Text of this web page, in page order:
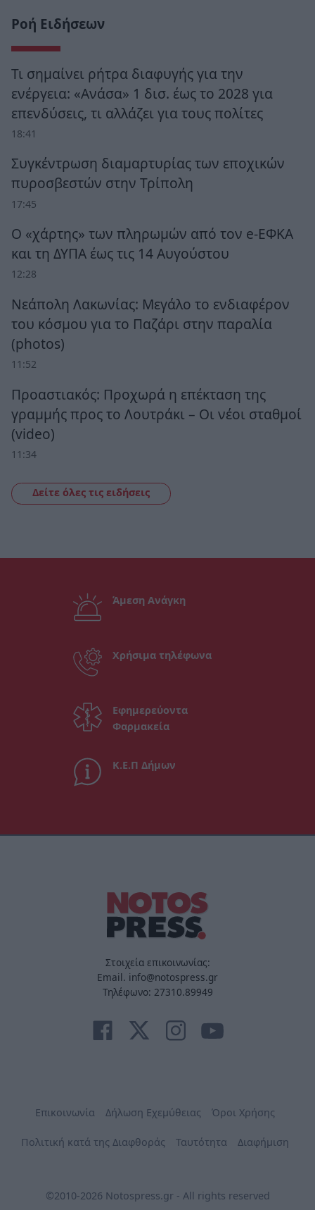
Ροή Ειδήσεων
Τι σημαίνει ρήτρα διαφυγής για την
ενέργεια: «Ανάσα» 1 δισ. έως το 2028 για
επενδύσεις, τι αλλάζει για τους πολίτες
18:41
Συγκέντρωση διαμαρτυρίας των εποχικών
πυροσβεστών στην Τρίπολη
17:45
Ο «χάρτης» των πληρωμών από τον e-ΕΦΚΑ
και τη ΔΥΠΑ έως τις 14 Αυγούστου
12:28
Νεάπολη Λακωνίας: Μεγάλο το ενδιαφέρον
του κόσμου για το Παζάρι στην παραλία
(photos)
11:52
Προαστιακός: Προχωρά η επέκταση της
γραμμής προς το Λουτράκι – Οι νέοι σταθμοί
(video)
11:34
Δείτε όλες τις ειδήσεις
Άμεση Ανάγκη
Χρήσιμα τηλέφωνα
Εφημερεύοντα
Φαρμακεία
Κ.Ε.Π Δήμων
Στοιχεία επικοινωνίας:
Email. info@notospress.gr
Τηλέφωνο: 27310.89949
Επικοινωνία Δήλωση Εχεμύθειας Όροι Χρήσης
Πολιτική κατά της Διαφθοράς Ταυτότητα Διαφήμιση
©2010-2026 Notospress.gr - All rights reserved